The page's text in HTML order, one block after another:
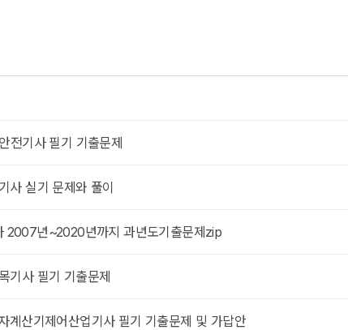
전기사 필기 기출문제
사 실기 문제와 풀이
2007년~2020년까지 과년도기출문제zip
기사 필기 기출문제
계산기제어산업기사 필기 기출문제 및 가답안